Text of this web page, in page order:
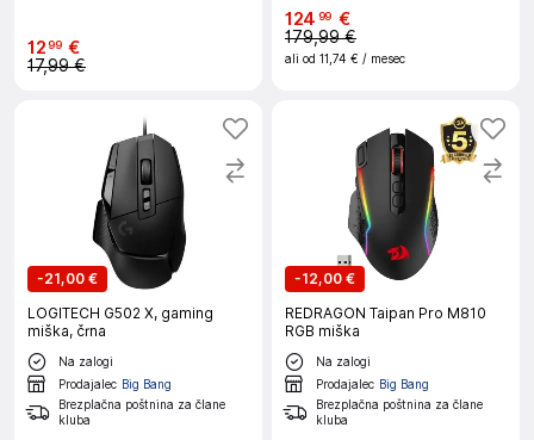
1299 €
17,99 €
124 99 €
179,99 €
ali od 11,74 € / mesec
-21,00 €
LOGITECH G502 X, gaming
miška, črna
Na zalogi
Prodajalec Big Bang
Brezplačna poštnina za člane
kluba
-12,00 €
REDRAGON Taipan Pro M810
RGB miška
Na zalogi
Prodajalec Big Bang
Brezplačna poštnina za člane
kluba